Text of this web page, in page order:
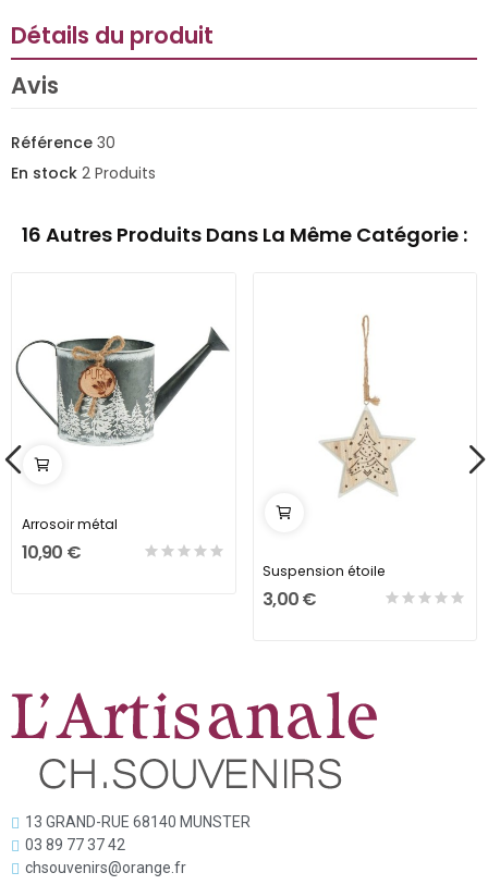
Détails du produit
Avis
Référence 30
En stock 2 Produits
16 Autres Produits Dans La Même Catégorie :
Arrosoir métal
10,90 €
Suspension étoile
3,00 €
13 GRAND-RUE 68140 MUNSTER
03 89 77 37 42
chsouvenirs@orange.fr